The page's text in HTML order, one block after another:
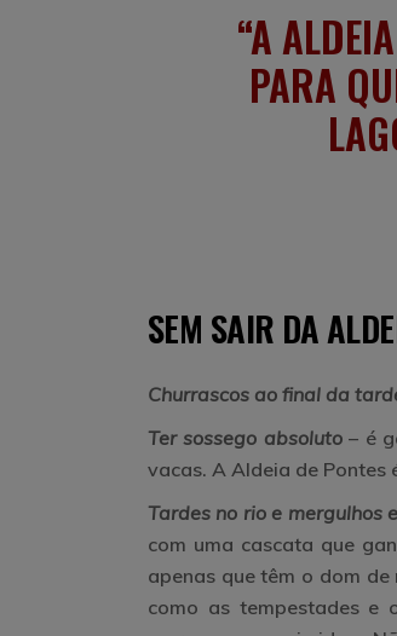
A
PARA
SEM SAIR DA
Churrascos ao final da
Ter sossego absoluto– é
vacas. A Aldeia de Pontes
Tardes no rio e mergulhos
com uma cascata que
apenas que têm o dom
como as tempestades e